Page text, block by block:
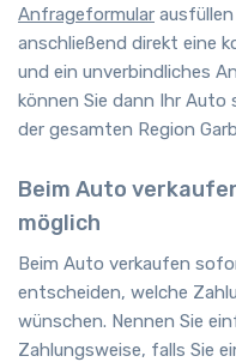
Anfrageformular
anschließend direkt eine
und ein unverbindliches
können Sie dann Ihr
der gesamten Region
Beim Auto
möglich
Beim Auto verkaufen
entscheiden, welche
wünschen. Nennen Sie
Zahlungsweise, falls Sie